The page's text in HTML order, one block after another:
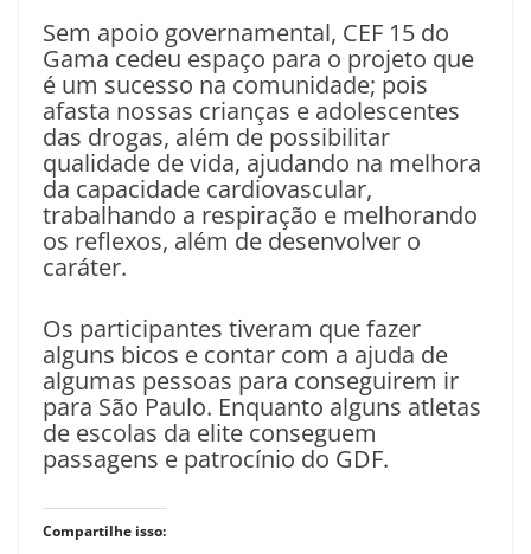
Sem apoio governamental, CEF 15 do
Gama cedeu espaço para o projeto que
é um sucesso na comunidade; pois
afasta nossas crianças e adolescentes
das drogas, além de possibilitar
qualidade de vida, ajudando na melhora
da capacidade cardiovascular,
trabalhando a respiração e melhorando
os reflexos, além de desenvolver o
caráter.
Os participantes tiveram que fazer
alguns bicos e contar com a ajuda de
algumas pessoas para conseguirem ir
para São Paulo. Enquanto alguns atletas
de escolas da elite conseguem
passagens e patrocínio do GDF.
Compartilhe isso: